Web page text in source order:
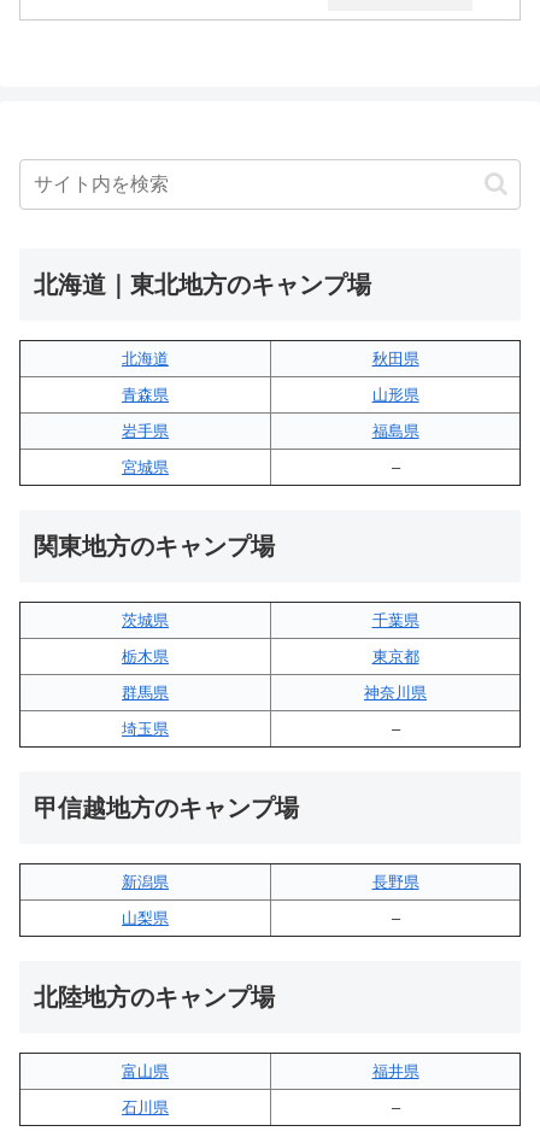
北海道｜東北地方のキャンプ場
北海道
秋田県
青森県
山形県
岩手県
福島県
宮城県
–
関東地方のキャンプ場
茨城県
千葉県
栃木県
東京都
群馬県
神奈川県
埼玉県
–
甲信越地方のキャンプ場
新潟県
長野県
山梨県
–
北陸地方のキャンプ場
富山県
福井県
石川県
–